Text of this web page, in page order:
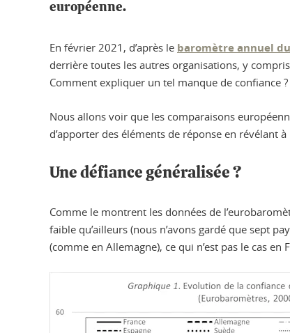
européenne.
En février 2021, d’après le baromètre annuel du
derrière toutes les autres organisations, y
Comment expliquer un tel manque de confiance
Nous allons voir que les comparaisons
d’apporter des éléments de réponse en révélant
Une défiance généralisée ?
Comme le montrent les données de
faible qu’ailleurs (nous n’avons gardé que sept
(comme en Allemagne), ce qui n’est pas le cas